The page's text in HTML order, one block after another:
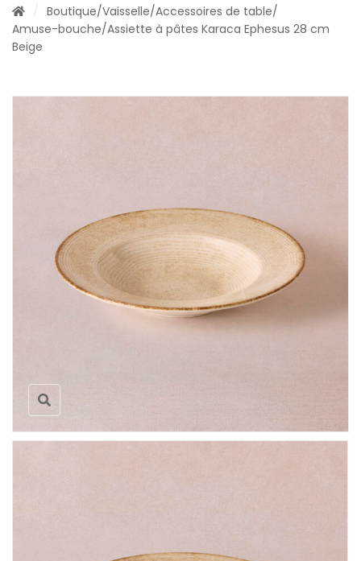
Boutique/Vaisselle/Accessoires de table/
Amuse-bouche/Assiette à pâtes Karaca Ephesus 28 cm
Beige